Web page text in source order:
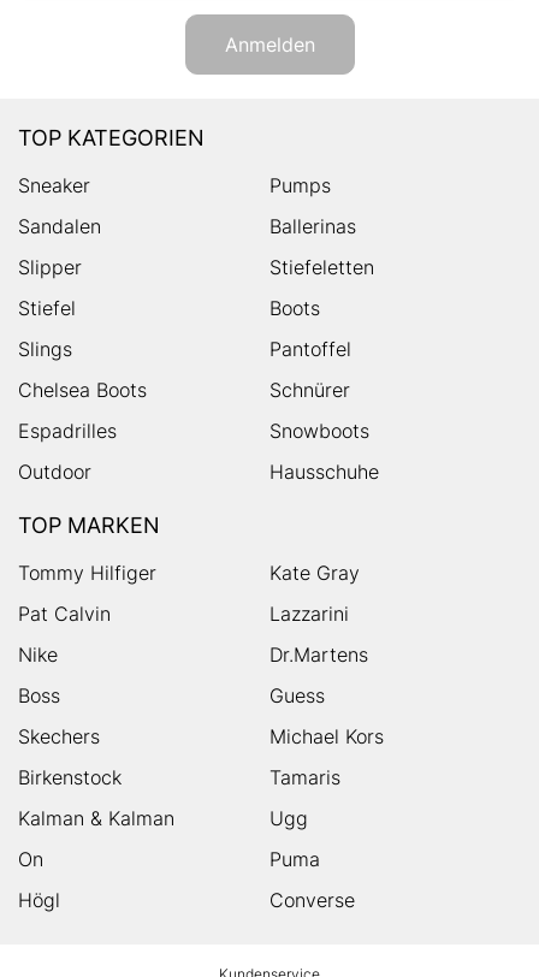
Anmelden
TOP KATEGORIEN
Sneaker
Pumps
Sandalen
Ballerinas
Slipper
Stiefeletten
Stiefel
Boots
Slings
Pantoffel
Chelsea Boots
Schnürer
Espadrilles
Snowboots
Outdoor
Hausschuhe
TOP MARKEN
Tommy Hilfiger
Kate Gray
Pat Calvin
Lazzarini
Nike
Dr.Martens
Boss
Guess
Skechers
Michael Kors
Birkenstock
Tamaris
Kalman & Kalman
Ugg
On
Puma
Högl
Converse